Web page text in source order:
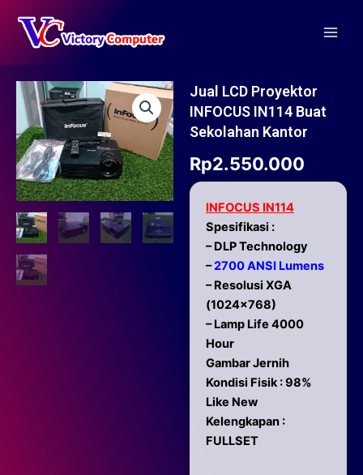
content
Jual LCD Proyektor
INFOCUS IN114 Buat
Sekolahan Kantor
Rp2.550.000
INFOCUS IN114
Spesifikasi :
– DLP Technology
–2700 ANSI Lumens
– Resolusi XGA
(1024×768)
– Lamp Life 4000
Hour
Gambar Jernih
Kondisi Fisik : 98%
Like New
Kelengkapan :
FULLSET